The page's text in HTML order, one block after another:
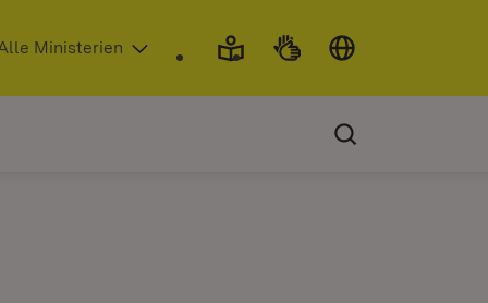
neuem Fenster)
Ministerien